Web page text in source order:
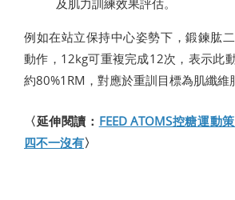
及肌力訓練效果評估。
例如在站立保持中心姿勢下，鍛鍊肱
動作，12kg可重複完成12次，表示此
約80%1RM，對應於重訓目標為肌纖維
〈延伸閱讀： FEED ATOMS控糖運動
四不一沒有〉